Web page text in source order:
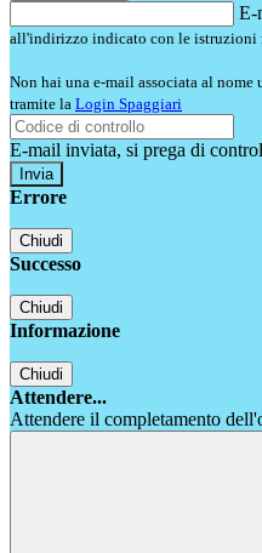
E-
all'indirizzo indicato con le istruzioni
Non hai una e-mail associata al
tramite la Login Spaggiari
E-mail inviata, si prega di
Errore
Chiudi
Successo
Chiudi
Informazione
Chiudi
Attendere...
Attendere il completamento